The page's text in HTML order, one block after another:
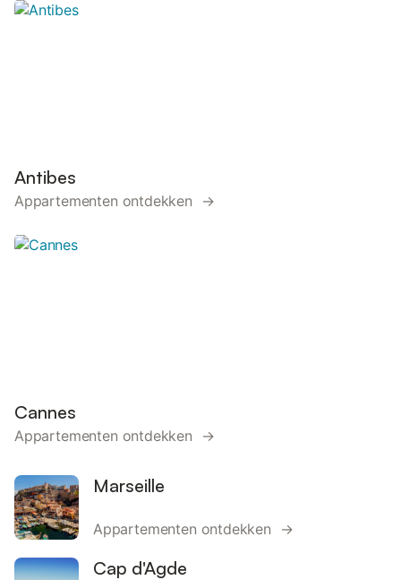
Antibes
Appartementen ontdekken →
Cannes
Appartementen ontdekken →
Marseille
Appartementen ontdekken →
Cap d'Agde